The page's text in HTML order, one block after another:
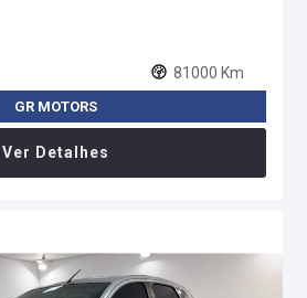
81000 Km
GR MOTORS
Ver Detalhes